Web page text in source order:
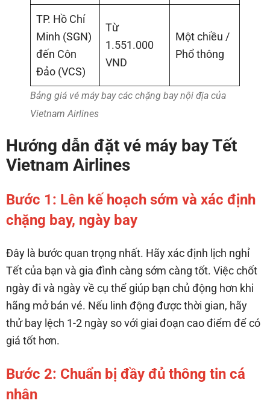
TP. Hồ Chí
Minh (SGN)
đến Côn
Đảo (VCS)
Từ
1.551.000
VND
Một chiều /
Phổ thông
Bảng giá vé máy bay các chặng bay nội địa của
Vietnam Airlines
Hướng dẫn đặt vé máy bay Tết
Vietnam Airlines
Bước 1: Lên kế hoạch sớm và xác định
chặng bay, ngày bay
Đây là bước quan trọng nhất. Hãy xác định lịch nghỉ
Tết của bạn và gia đình càng sớm càng tốt. Việc chốt
ngày đi và ngày về cụ thể giúp bạn chủ động hơn khi
hãng mở bán vé. Nếu linh động được thời gian, hãy
thử bay lệch 1-2 ngày so với giai đoạn cao điểm để có
giá tốt hơn.
Bước 2: Chuẩn bị đầy đủ thông tin cá
nhân